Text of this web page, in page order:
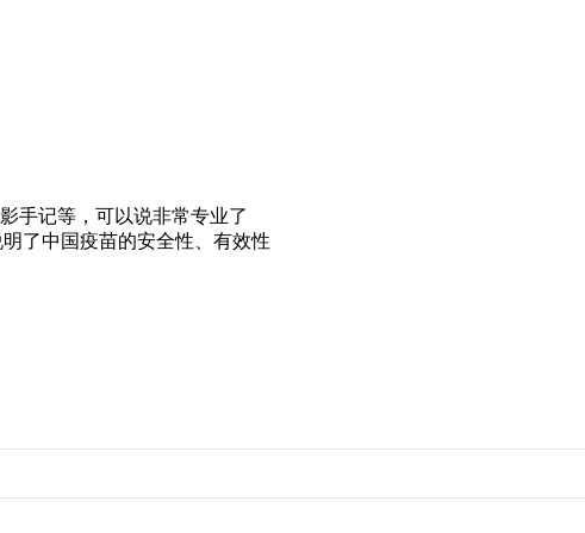
手记等，可以说非常专业了
中国疫苗的安全性、有效性